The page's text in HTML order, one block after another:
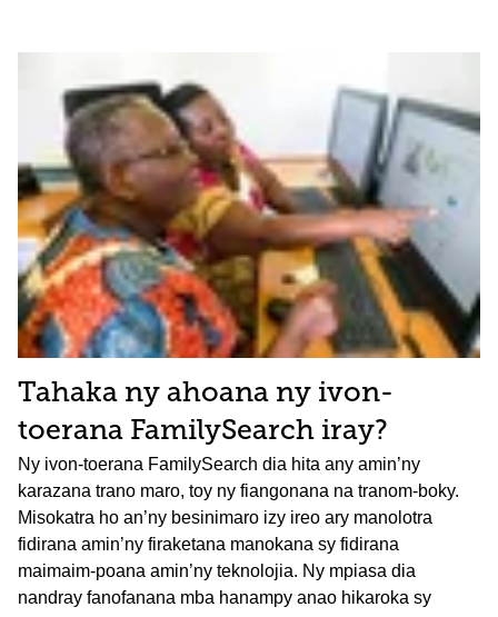
Tahaka ny ahoana ny ivon-
toerana FamilySearch iray?
Ny ivon-toerana FamilySearch dia hita any amin’ny
karazana trano maro, toy ny fiangonana na tranom-boky.
Misokatra ho an’ny besinimaro izy ireo ary manolotra
fidirana amin’ny firaketana manokana sy fidirana
maimaim-poana amin’ny teknolojia. Ny mpiasa dia
nandray fanofanana mba hanampy anao hikaroka sy